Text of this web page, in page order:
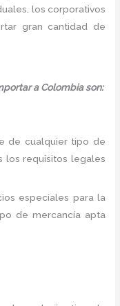
los corporativos
gran cantidad de
a Colombia son:
de cualquier tipo de
los requisitos legales
especiales para la
de mercancía apta